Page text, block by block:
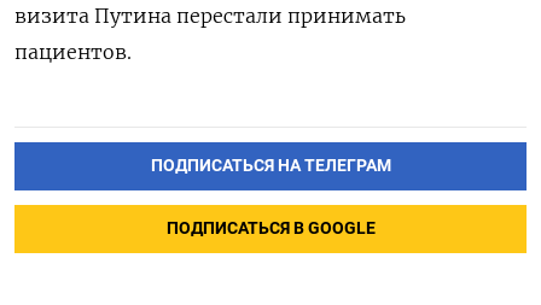
визита Путина перестали принимать
пациентов.
ПОДПИСАТЬСЯ НА ТЕЛЕГРАМ
ПОДПИСАТЬСЯ В GOOGLE